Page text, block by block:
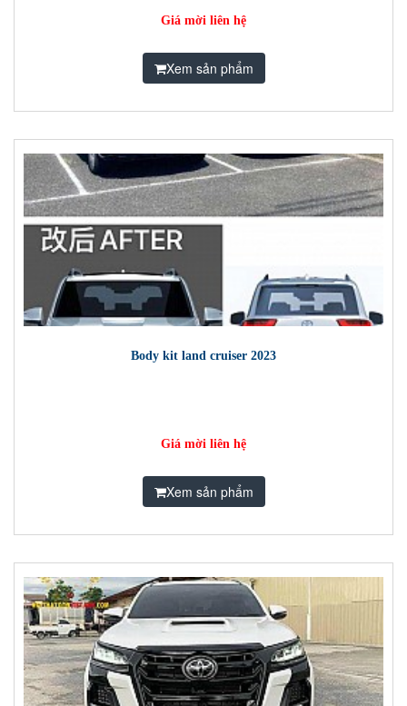
Giá mời liên hệ
Xem sản phẩm
Body kit land cruiser 2023
Giá mời liên hệ
Xem sản phẩm